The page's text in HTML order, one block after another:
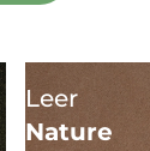
Leer
Nature